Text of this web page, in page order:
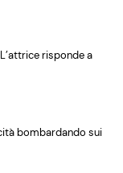
risponde a
bombardando sui